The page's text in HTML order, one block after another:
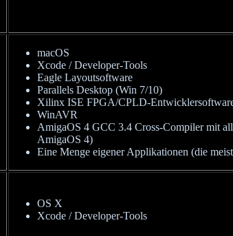
macOS
Xcode / Developer-Tools
Eagle Layoutsoftware
Parallels Desktop (Win 7/10)
Xilinx ISE FPGA/CPLD-
WinAVR
AmigaOS 4 GCC 3.4 Cross-Compiler mit
AmigaOS 4)
Eine Menge eigener Applikationen (die
OS X
Xcode / Developer-Tools